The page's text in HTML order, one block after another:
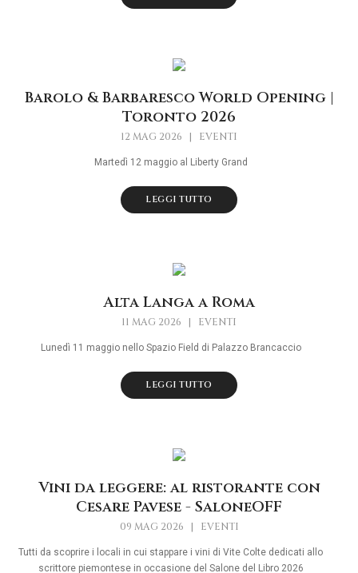
Barolo & Barbaresco World Opening |
Toronto 2026
12 MAG 2026 | EVENTI
Martedì 12 maggio al Liberty Grand
LEGGI TUTTO
Alta Langa a Roma
11 MAG 2026 | EVENTI
Lunedì 11 maggio nello Spazio Field di Palazzo Brancaccio
LEGGI TUTTO
Vini da leggere: al ristorante con
Cesare Pavese - SaloneOFF
09 MAG 2026 | EVENTI
Tutti da scoprire i locali in cui stappare i vini di Vite Colte dedicati allo
scrittore piemontese in occasione del Salone del Libro 2026